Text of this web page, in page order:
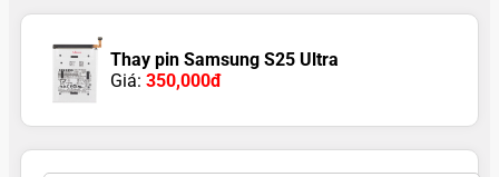
Thay pin Samsung S25 Ultra
Giá: 350,000đ